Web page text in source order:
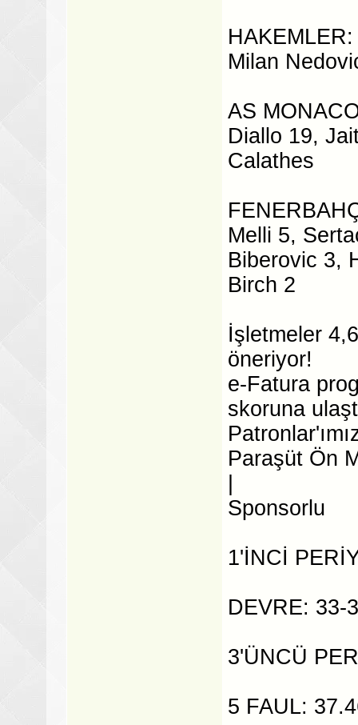
Milan
AS
Diallo 19,
Calathes
Melli 5,
Biberovic 3,
Birch 2
İşletmeler
öneriyor!
e-Fatura
skoruna
Paraşüt Ön
Sponsorlu
1'İNCİ
DEVRE: 33-
3'ÜNCÜ
5 FAUL: